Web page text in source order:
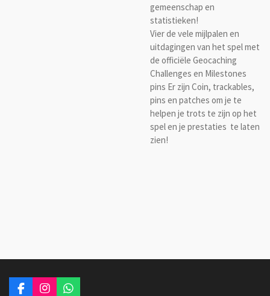
gemeenschap en
statistieken!
Vier de vele mijlpalen en
uitdagingen van het spel met
de officiële Geocaching
Challenges en Milestones
pins Er zijn Coin, trackables,
pins en patches om je te
helpen je trots te zijn op het
spel en je prestaties te laten
zien!
F I W